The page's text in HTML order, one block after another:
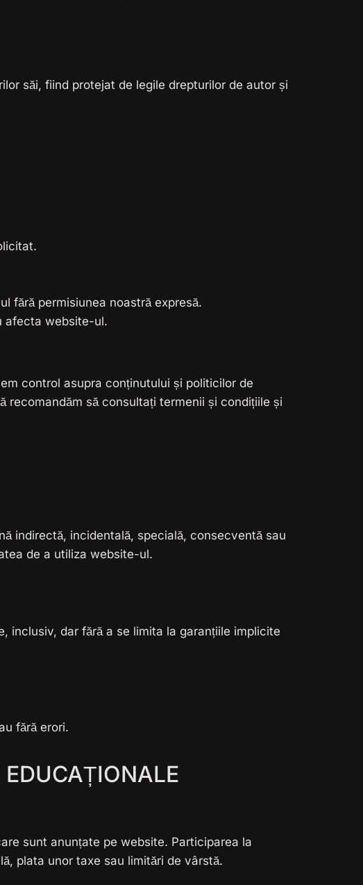
săi, fiind protejat de legile drepturilor de autor și
fără permisiunea noastră expresă.
afecta website-ul.
control asupra conținutului și politicilor de
să consultați termenii și condițiile și
indirectă, incidentală, specială, consecventă sau
de a utiliza website-ul.
inclusiv, dar fără a se limita la garanțiile implicite
fără erori.
sunt anunțate pe website. Participarea la
plata unor taxe sau limitări de vârstă.